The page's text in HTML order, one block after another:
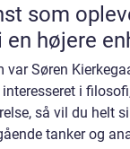
som
en højere
var Søren
interesseret i
så vil du helt
tanker og